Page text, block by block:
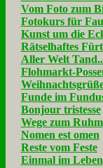
Vom Foto zum
Fotokurs für
Kunst um die
Rätselhaftes
Aller Welt
Flohmarkt-
Funde im
Bonjour tristesse
Wege zum Ruhm
Nomen est omen
Reste vom Feste
Einmal im Leben